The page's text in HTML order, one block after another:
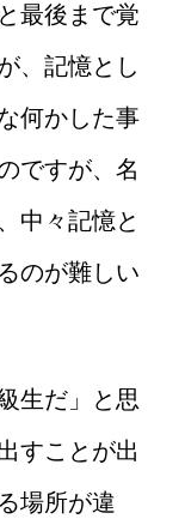
最後まで覚
、記憶とし
何かした事
ですが、名
中々記憶と
のが難しい
生だ」と思
すことが出
場所が違